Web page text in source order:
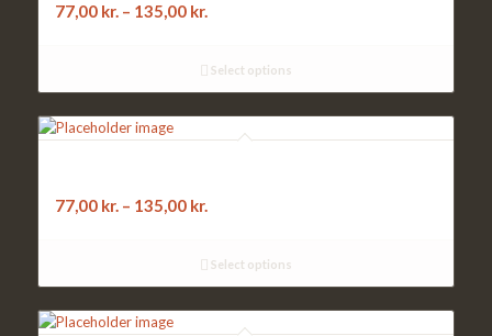
77,00 kr.– 135,00 kr.
Select options
77,00 kr.– 135,00 kr.
Select options